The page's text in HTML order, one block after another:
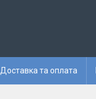
Доставка та оплата